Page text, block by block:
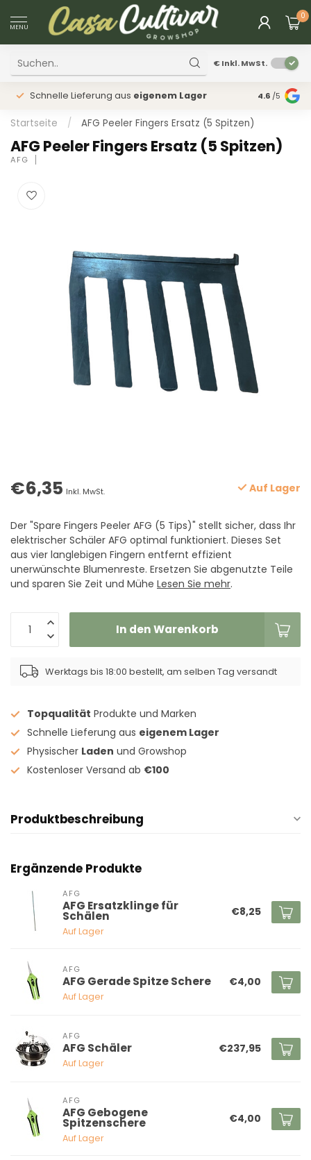
MENU
0
€Inkl. MwSt.
Schnelle Lieferung aus eigenem Lager Physischer
4.6 /5
Startseite / AFG Peeler Fingers Ersatz (5 Spitzen)
AFG Peeler Fingers Ersatz (5 Spitzen)
AFG
€6,35 Inkl. MwSt. Auf Lager
Der "Spare Fingers Peeler AFG (5 Tips)" stellt sicher, dass Ihr
elektrischer Schäler AFG optimal funktioniert. Dieses Set
aus vier langlebigen Fingern entfernt effizient
unerwünschte Blumenreste. Ersetzen Sie abgenutzte Teile
und sparen Sie Zeit und Mühe Lesen Sie mehr.
In den Warenkorb
Werktags bis 18:00 bestellt, am selben Tag versandt
Topqualität Produkte und Marken
Schnelle Lieferung aus eigenem Lager
Physischer Laden und Growshop
Kostenloser Versand ab €100
Produktbeschreibung
Ergänzende Produkte
AFG
AFG Ersatzklinge für
Schälen
Auf Lager
€8,25
AFG
AFG Gerade Spitze Schere
Auf Lager
€4,00
AFG
AFG Schäler
Auf Lager
€237,95
AFG
AFG Gebogene
Spitzenschere
Auf Lager
€4,00